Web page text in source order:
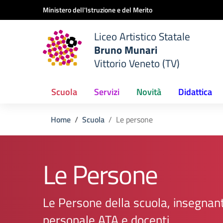
Vai ai contenuti
Vai al menu di navigazioneMinistero dell'Istruzione e del Merito
Liceo Artistico Statale
Bruno Munari
Vittorio Veneto (TV)
Scuola Servizi Novità Didattica
Home Scuola Le persone
Le Persone
Le Persone della scuola,